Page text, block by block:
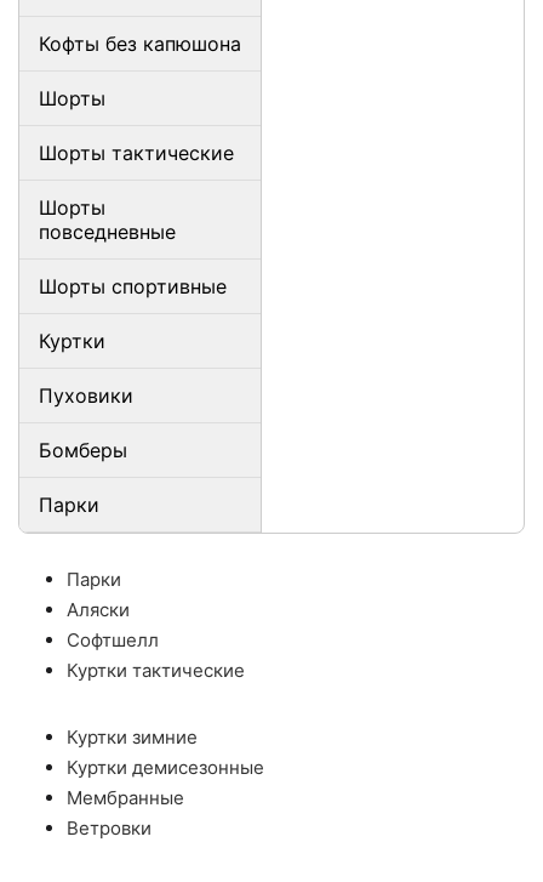
Кофты без капюшона
Шорты
Шорты тактические
Шорты
повседневные
Шорты спортивные
Куртки
Пуховики
Бомберы
Парки
Парки
Аляски
Софтшелл
Куртки тактические
Куртки зимние
Куртки демисезонные
Мембранные
Ветровки